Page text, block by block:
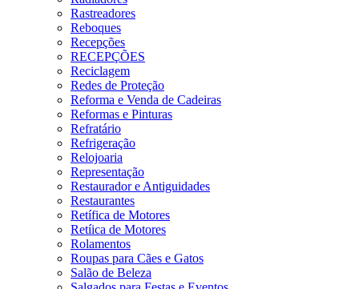
Rastreadores
Reboques
Recepções
RECEPÇÕES
Reciclagem
Redes de Proteção
Reforma e Venda de Cadeiras
Reformas e Pinturas
Refratário
Refrigeração
Relojoaria
Representação
Restaurador e Antiguidades
Restaurantes
Retífica de Motores
Retíica de Motores
Rolamentos
Roupas para Cães e Gatos
Salão de Beleza